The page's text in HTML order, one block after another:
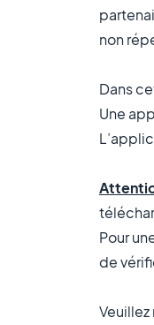
non
Dans
Une
Pour
de